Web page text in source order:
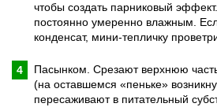
чтобы создать парниковый
постоянно умеренно влажным.
конденсат, мини-тепличку
Пасынком. Срезают верхнюю часть
(на оставшемся «пеньке»
пересаживают в питательный